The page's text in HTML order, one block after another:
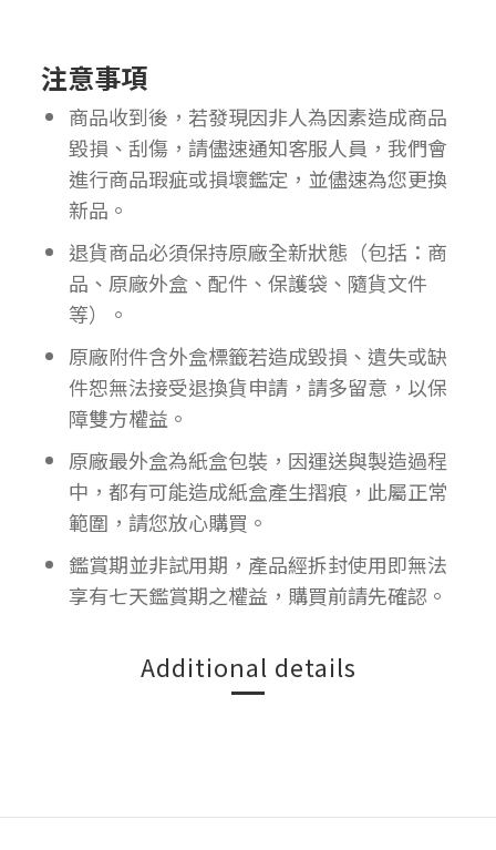
注意事項
商品收到後，若發現因非人為因素造成商品
毀損、刮傷，請儘速通知客服人員，我們會
進行商品瑕疵或損壞鑑定，並儘速為您更換
新品。
退貨商品必須保持原廠全新狀態（包括：商
品、原廠外盒、配件、保護袋、隨貨文件
等）。
原廠附件含外盒標籤若造成毀損、遺失或缺
件恕無法接受退換貨申請，請多留意，以保
障雙方權益。
原廠最外盒為紙盒包裝，因運送與製造過程
中，都有可能造成紙盒產生摺痕，此屬正常
範圍，請您放心購買。
鑑賞期並非試用期，產品經拆封使用即無法
享有七天鑑賞期之權益，購買前請先確認。
Additional details